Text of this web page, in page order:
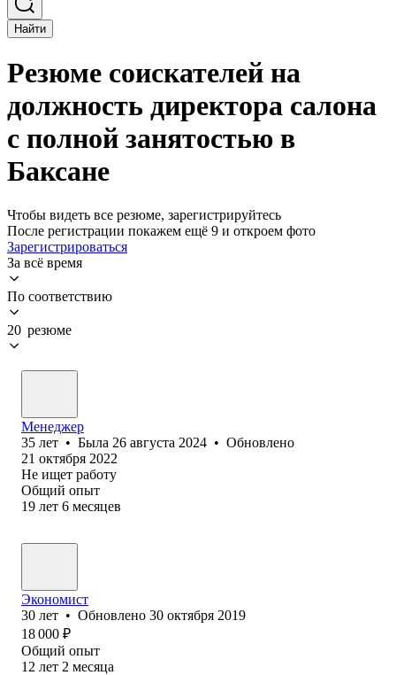
Найти
Резюме соискателей на
должность директора салона
с полной занятостью в
Баксане
Чтобы видеть все резюме, зарегистрируйтесь
После регистрации покажем ещё 9 и откроем фото
Зарегистрироваться
За всё время
По соответствию
20 резюме
Менеджер
35 лет • Была 26 августа 2024 • Обновлено
21 октября 2022
Не ищет работу
Общий опыт
19 лет 6 месяцев
Экономист
30 лет • Обновлено 30 октября 2019
18 000 ₽
Общий опыт
12 лет 2 месяца